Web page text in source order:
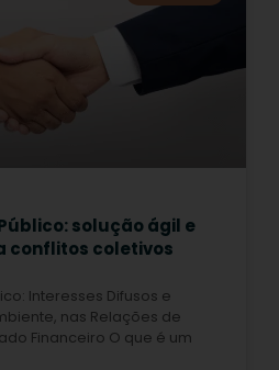
solução ágil e
conflitos coletivos
Interesses Difusos e
nas Relações de
Financeiro O que é um